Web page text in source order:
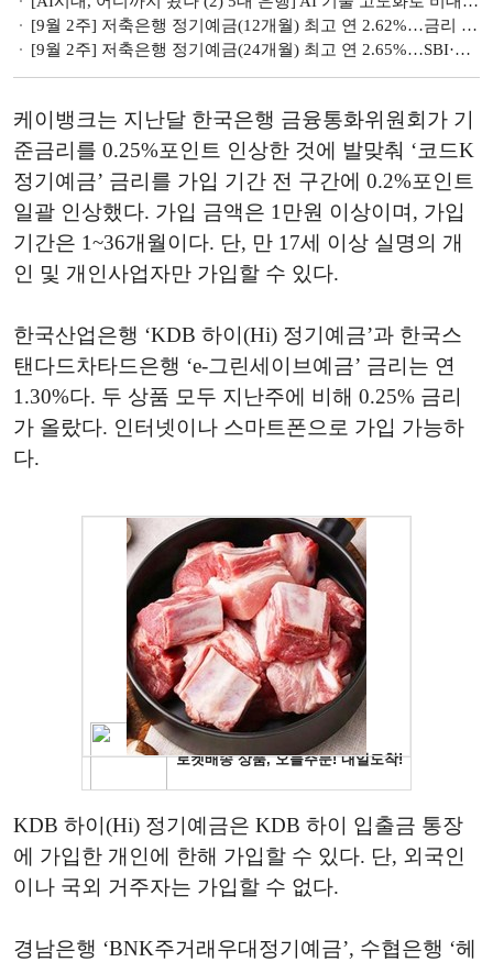
[9월 2주] 저축은행 정기예금(12개월) 최고 연 2.62%…금리 최대 0.92%p 상승
[9월 2주] 저축은행 정기예금(24개월) 최고 연 2.65%…SBI·웰컴저축銀 가장 높아
케이뱅크는 지난달 한국은행 금융통화위원회가 기
준금리를 0.25%포인트 인상한 것에 발맞춰 ‘코드K
정기예금’ 금리를 가입 기간 전 구간에 0.2%포인트
일괄 인상했다. 가입 금액은 1만원 이상이며, 가입
기간은 1~36개월이다. 단, 만 17세 이상 실명의 개
인 및 개인사업자만 가입할 수 있다.
한국산업은행 ‘KDB 하이(Hi) 정기예금’과 한국스
탠다드차타드은행 ‘e-그린세이브예금’ 금리는 연
1.30%다. 두 상품 모두 지난주에 비해 0.25% 금리
가 올랐다. 인터넷이나 스마트폰으로 가입 가능하
다.
KDB 하이(Hi) 정기예금은 KDB 하이 입출금 통장
에 가입한 개인에 한해 가입할 수 있다. 단, 외국인
이나 국외 거주자는 가입할 수 없다.
경남은행 ‘BNK주거래우대정기예금’, 수협은행 ‘헤